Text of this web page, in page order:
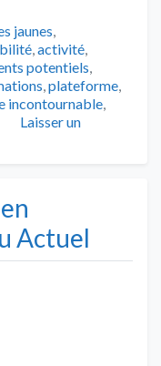
jaunes,
,activité,
potentiels,
,plateforme,
incontournable,
Laisser un
Actuel